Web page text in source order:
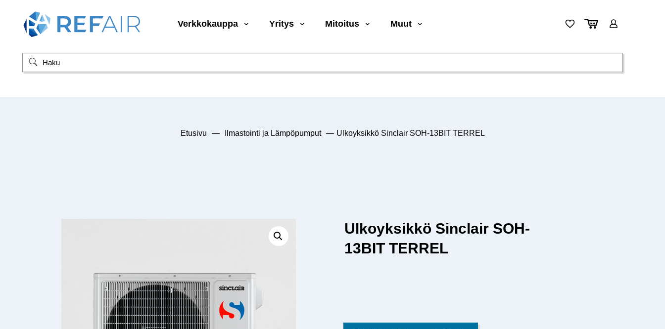
Verkkokauppa Yritys Mitoitus Muut
Etusivu — Ilmastointi ja Lämpöpumput — Ulkoyksikkö Sinclair SOH-13BIT TERREL
Ulkoyksikkö Sinclair SOH-
13BIT TERREL